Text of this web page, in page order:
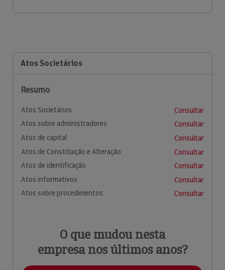
Atos Societários
Resumo
Atos Societários
Consultar
Atos sobre administradores
Consultar
Atos de capital
Consultar
Atos de Constituição e Alteração
Consultar
Atos de identificação
Consultar
Atos informativos
Consultar
Atos sobre procedimentos
Consultar
O que mudou nesta
empresa nos últimos anos?